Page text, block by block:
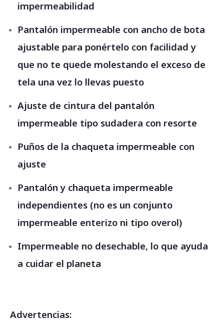
impermeabilidad
Pantalón impermeable con ancho de bota
ajustable para ponértelo con facilidad y
que no te quede molestando el exceso de
tela una vez lo llevas puesto
Ajuste de cintura del pantalón
impermeable tipo sudadera con resorte
Puños de la chaqueta impermeable con
ajuste
Pantalón y chaqueta impermeable
independientes (no es un conjunto
impermeable enterizo ni tipo overol)
Impermeable no desechable, lo que ayuda
a cuidar el planeta
Advertencias: